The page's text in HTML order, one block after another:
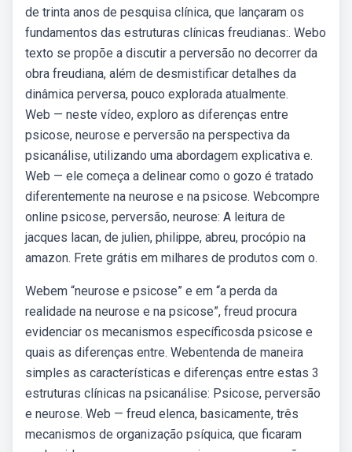
de trinta anos de pesquisa clínica, que lançaram os
fundamentos das estruturas clínicas freudianas:. Webo
texto se propõe a discutir a perversão no decorrer da
obra freudiana, além de desmistificar detalhes da
dinâmica perversa, pouco explorada atualmente.
Web — neste vídeo, exploro as diferenças entre
psicose, neurose e perversão na perspectiva da
psicanálise, utilizando uma abordagem explicativa e.
Web — ele começa a delinear como o gozo é tratado
diferentemente na neurose e na psicose. Webcompre
online psicose, perversão, neurose: A leitura de
jacques lacan, de julien, philippe, abreu, procópio na
amazon. Frete grátis em milhares de produtos com o.
Webem “neurose e psicose” e em “a perda da
realidade na neurose e na psicose”, freud procura
evidenciar os mecanismos específicosda psicose e
quais as diferenças entre. Webentenda de maneira
simples as características e diferenças entre estas 3
estruturas clínicas na psicanálise: Psicose, perversão
e neurose. Web — freud elenca, basicamente, três
mecanismos de organização psíquica, que ficaram